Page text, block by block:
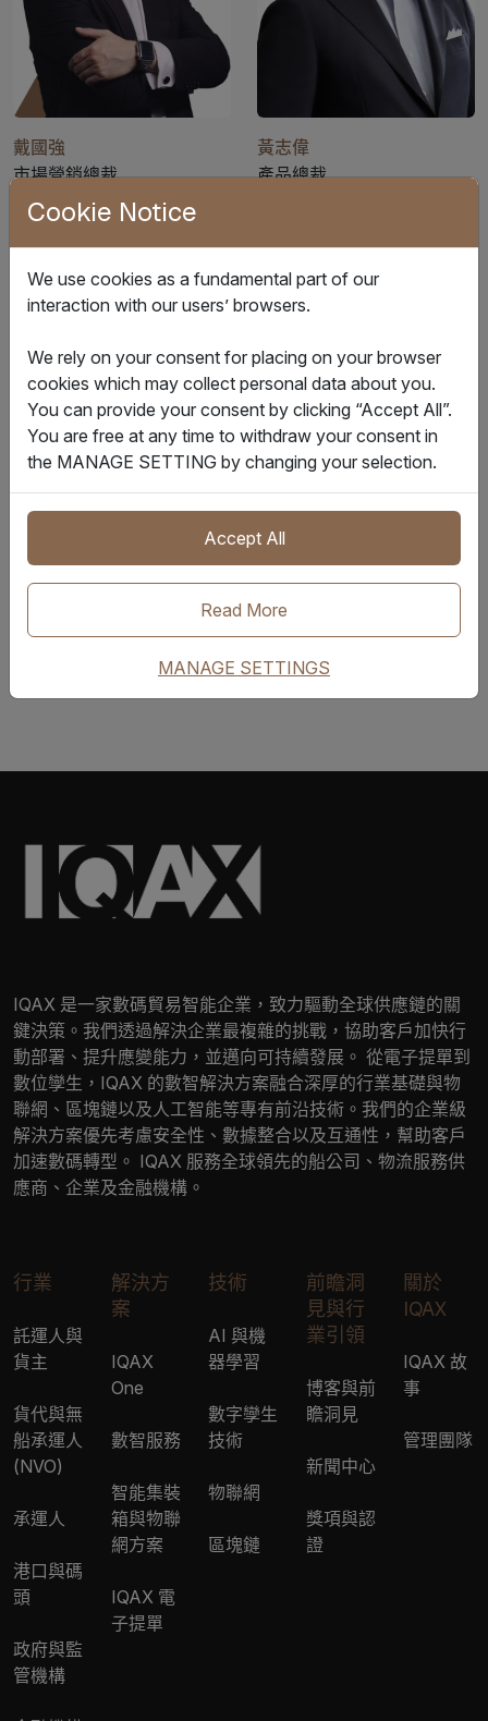
戴國強
市場營銷總裁
黃志偉
產品總裁
IQAX 是一家數碼貿易智能企業，致力驅動全球供應鏈的關
鍵決策。我們透過解決企業最複雜的挑戰，協助客戶加快行
動部署、提升應變能力，並邁向可持續發展。 從電子提單到
數位孿生，IQAX 的數智解決方案融合深厚的行業基礎與物
聯網、區塊鏈以及人工智能等專有前沿技術。我們的企業級
解決方案優先考慮安全性、數據整合以及互通性，幫助客戶
加速數碼轉型。 IQAX 服務全球領先的船公司、物流服務供
應商、企業及金融機構。
行業
託運人與
貨主
貨代與無
船承運人
(NVO)
承運人
港口與碼
頭
政府與監
管機構
解決方
案
IQAX
One
數智服務
智能集裝
箱與物聯
網方案
IQAX 電
子提單
技術
AI 與機
器學習
數字孿生
技術
物聯網
區塊鏈
前瞻洞
見與行
業引領
博客與前
瞻洞見
新聞中心
獎項與認
證
關於
IQAX
IQAX 故
事
管理團隊
Cookie Notice
We use cookies as a fundamental part of our
interaction with our users’ browsers.
We rely on your consent for placing on your browser
cookies which may collect personal data about you.
You can provide your consent by clicking “Accept All”.
You are free at any time to withdraw your consent in
the MANAGE SETTING by changing your selection.
Accept All
Read More
MANAGE SETTINGS